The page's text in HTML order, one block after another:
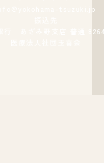
info@yokohama-tsuzuki.jp
行 あざみ野支店 普通